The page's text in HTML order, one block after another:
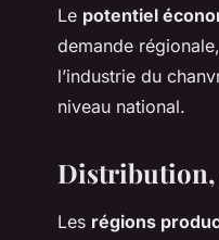
Le potentiel
demande
l’industrie du
niveau national.
Distribution,
Les régions